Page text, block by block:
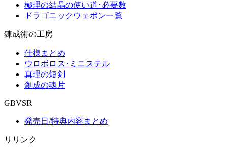
極理の結晶の使い道･必要数
ドラゴニックウェポン一覧
錬成術の工房
仕様まとめ
ウロボロス･ミニステル
真理の短剣
創成の魂片
GBVSR
発売日/特典内容まとめ
リリンク